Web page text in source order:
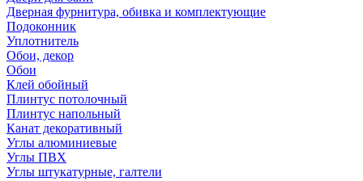
Дверная фурнитура, обивка и комплектующие
Подоконник
Уплотнитель
Обои, декор
Обои
Клей обойный
Плинтус потолочный
Плинтус напольный
Канат декоративный
Углы алюминиевые
Углы ПВХ
Углы штукатурные, галтели